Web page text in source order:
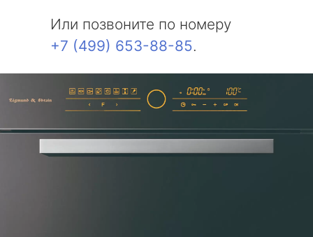
Или позвоните по номеру
+7 (499) 653-88-85.